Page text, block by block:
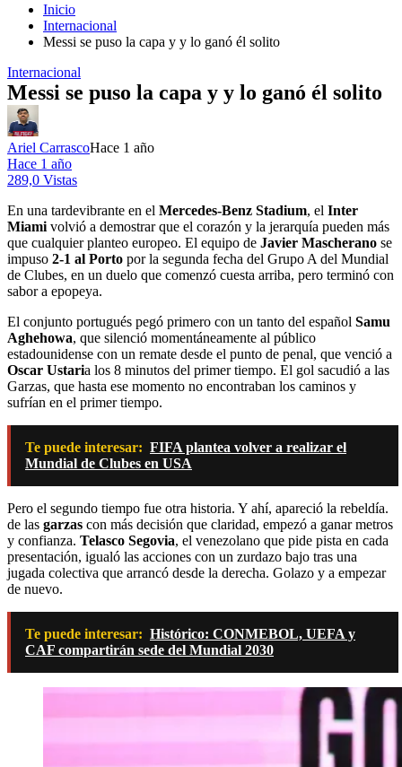
Inicio
Internacional
Messi se puso la capa y y lo ganó él solito
Internacional
Messi se puso la capa y y lo ganó él solito
Ariel CarrascoHace 1 año
Hace 1 año
289,0 Vistas
En una tardevibrante en el Mercedes-Benz Stadium, el Inter
Miami volvió a demostrar que el corazón y la jerarquía pueden más
que cualquier planteo europeo. El equipo de Javier Mascherano se
impuso 2-1 al Porto por la segunda fecha del Grupo A del Mundial
de Clubes, en un duelo que comenzó cuesta arriba, pero terminó con
sabor a epopeya.
El conjunto portugués pegó primero con un tanto del español Samu
Aghehowa, que silenció momentáneamente al público
estadounidense con un remate desde el punto de penal, que venció a
Oscar Ustaria los 8 minutos del primer tiempo. El gol sacudió a las
Garzas, que hasta ese momento no encontraban los caminos y
sufrían en el primer tiempo.
Te puede interesar: FIFA plantea volver a realizar el
Mundial de Clubes en USA
Pero el segundo tiempo fue otra historia. Y ahí, apareció la rebeldía.
de las garzas con más decisión que claridad, empezó a ganar metros
y confianza. Telasco Segovia, el venezolano que pide pista en cada
presentación, igualó las acciones con un zurdazo bajo tras una
jugada colectiva que arrancó desde la derecha. Golazo y a empezar
de nuevo.
Te puede interesar: Histórico: CONMEBOL, UEFA y
CAF compartirán sede del Mundial 2030